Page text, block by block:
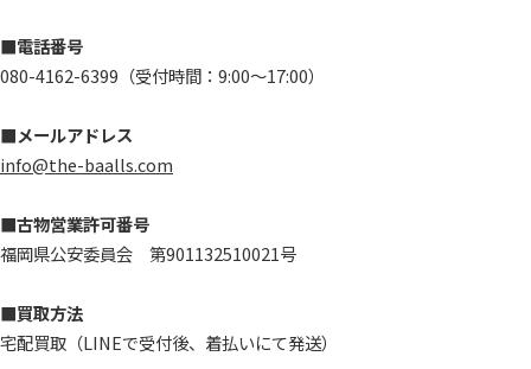
■電話番号
080-4162-6399（受付時間：9:00～17:00）
■メールアドレス
info@the-baalls.com
■古物営業許可番号
福岡県公安委員会 第901132510021号
■買取方法
宅配買取（LINEで受付後、着払いにて発送）